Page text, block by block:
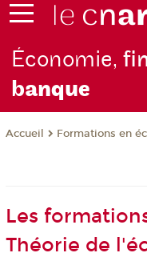
Économie,
banque
Accueil Formations en
Les
Théorie de